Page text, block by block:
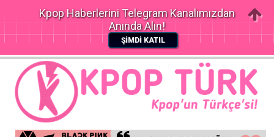
Kpop Haberlerini Telegram Kanalımızdan
Anında Alın!
ŞİMDİ KATIL